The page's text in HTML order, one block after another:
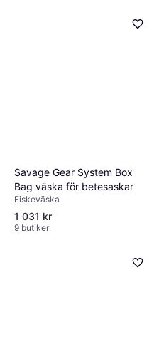
Savage Gear System Box
Bag väska för betesaskar
Fiskeväska
1 031 kr
9 butiker